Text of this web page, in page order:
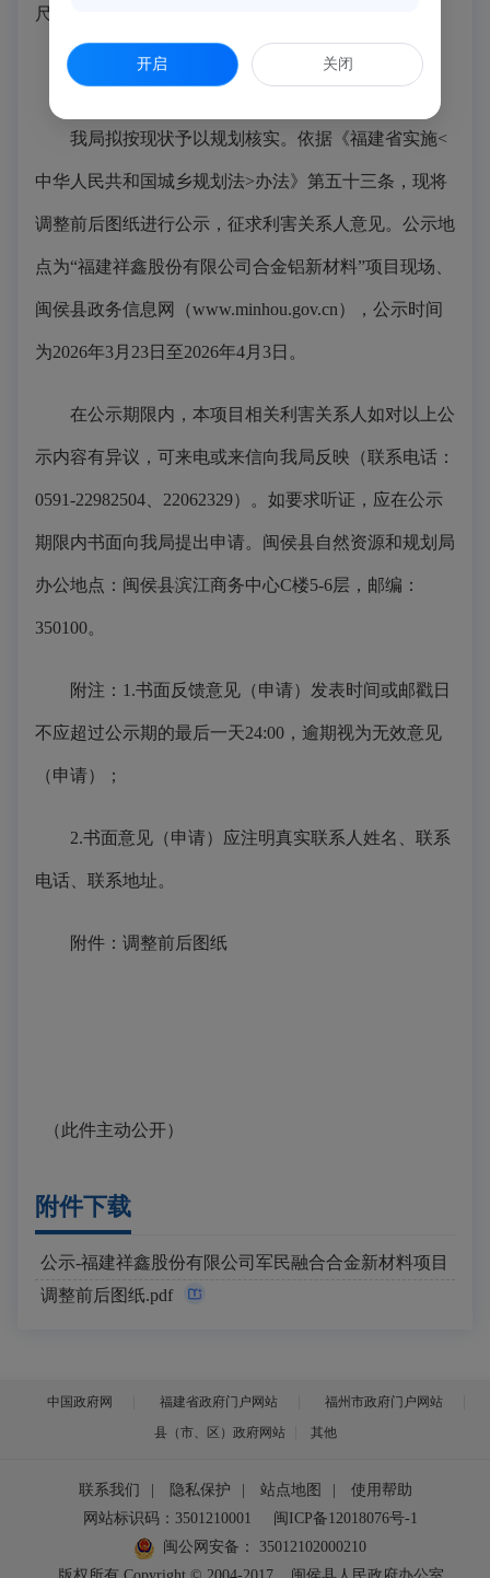
尺寸应为3400mm。
（具体详见附图）
我局拟按现状予以规划核实。依据《福建省实施<
中华人民共和国城乡规划法>办法》第五十三条，现将
调整前后图纸进行公示，征求利害关系人意见。公示地
点为“福建祥鑫股份有限公司合金铝新材料”项目现场、
闽侯县政务信息网（www.minhou.gov.cn），公示时间
为2026年3月23日至2026年4月3日。
在公示期限内，本项目相关利害关系人如对以上公
示内容有异议，可来电或来信向我局反映（联系电话：
0591-22982504、22062329）。如要求听证，应在公示
期限内书面向我局提出申请。闽侯县自然资源和规划局
办公地点：闽侯县滨江商务中心C楼5-6层，邮编：
350100。
附注：1.书面反馈意见（申请）发表时间或邮戳日
不应超过公示期的最后一天24:00，逾期视为无效意见
（申请）；
2.书面意见（申请）应注明真实联系人姓名、联系
电话、联系地址。
附件：调整前后图纸
（此件主动公开）
附件下载
公示-福建祥鑫股份有限公司军民融合合金新材料项目
调整前后图纸.pdf
中国政府网 福建省政府门户网站
福州市政府门户网站
县（市、区）政府网站
其他
联系我们 隐私保护 站点地图
使用帮助
网站标识码：3501210001
闽ICP备12018076号-1
闽公网安备：
35012102000210
开启 关闭